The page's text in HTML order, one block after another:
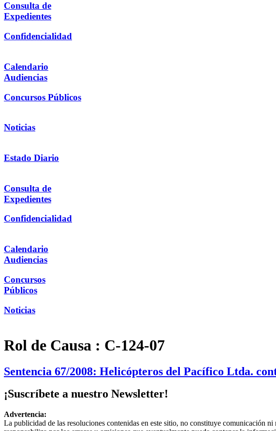
Consulta de
Expedientes
Confidencialidad
Calendario
Audiencias
Concursos Públicos
Noticias
Estado Diario
Consulta de
Expedientes
Confidencialidad
Calendario
Audiencias
Concursos
Públicos
Noticias
Rol de Causa : C-124-07
Sentencia 67/2008: Helicópteros del Pacífico Ltda.
¡Suscríbete a nuestro Newsletter!
Advertencia:
La publicidad de las resoluciones contenidas en este sitio, no constituye comunicación